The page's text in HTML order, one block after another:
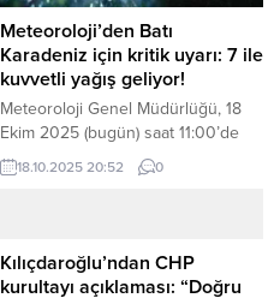
Türkiye’nin 41 yıllık...
Meteoroloji’den Batı
Karadeniz için kritik uyarı: 7 ile
kuvvetli yağış geliyor!
Meteoroloji Genel Müdürlüğü, 18
Ekim 2025 (bugün) saat 11:00’de
yayımladığı 345 numaralı uyarıyla
Batı Karadeniz bölgesi için kuvvetli
değerlendirmelere göre, 19 Ekim
2025 Pazar günü bölgede kuvvetli
18.10.2025 20:52 0
Kılıçdaroğlu’ndan CHP
kurultayı açıklaması: “Doğru